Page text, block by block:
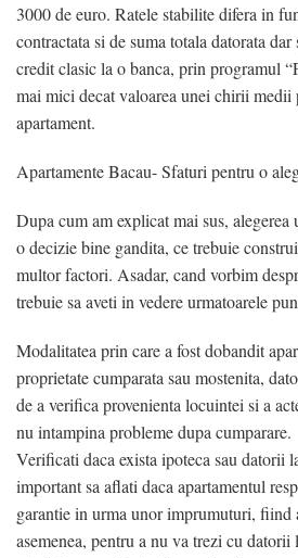
3000 de euro. Ratele stabilite difera in
contractata si de suma totala datorata dar
credit clasic la o banca, prin programul
mai mici decat valoarea unei chirii medii
apartament.
Apartamente Bacau- Sfaturi pentru o
Dupa cum am explicat mai sus,
o decizie bine gandita, ce trebuie
multor factori. Asadar, cand vorbim
trebuie sa aveti in vedere urmatoarele
Modalitatea prin care a fost dobandit
proprietate cumparata sau mostenita,
de a verifica provenienta locuintei si a
nu intampina probleme dupa cumparare.
Verificati daca exista ipoteca sau datorii
important sa aflati daca apartamentul
garantie in urma unor imprumuturi, fiind
asemenea, pentru a nu va trezi cu